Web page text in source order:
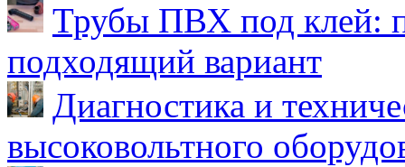
Трубы ПВХ под клей:
подходящий вариант
Диагностика и
высоковольтного